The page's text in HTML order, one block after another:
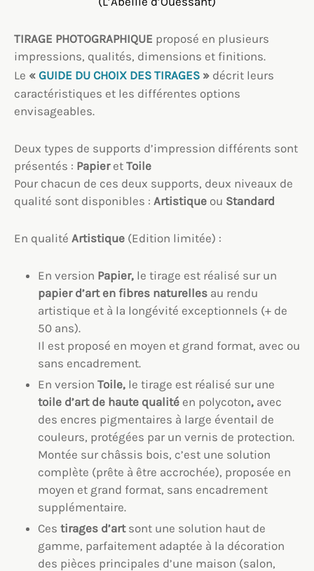
TIRAGE PHOTOGRAPHIQUE proposé en plusieurs
impressions, qualités, dimensions et finitions.
Le « GUIDE DU CHOIX DES TIRAGES » décrit leurs
caractéristiques et les différentes options
envisageables.
Deux types de supports d’impression différents sont
présentés : Papieret Toile
Pour chacun de ces deux supports, deux niveaux de
qualité sont disponibles : Artistique ou Standard
En qualité Artistique (Edition limitée) :
En version Papier, le tirage est réalisé sur un
papier d’art en fibres naturelles au rendu
artistique et à la longévité exceptionnels (+ de
50 ans).
Il est proposé en moyen et grand format, avec ou
sans encadrement.
En version Toile, le tirage est réalisé sur une
toile d’art de haute qualité en polycoton,avec
des encres pigmentaires à large éventail de
couleurs, protégées par un vernis de protection.
Montée sur châssis bois, c’est une solution
complète (prête à être accrochée), proposée en
moyen et grand format, sans encadrement
supplémentaire.
Ces tirages d’artsont une solution haut de
gamme, parfaitement adaptée à la décoration
des pièces principales d’une maison (salon,